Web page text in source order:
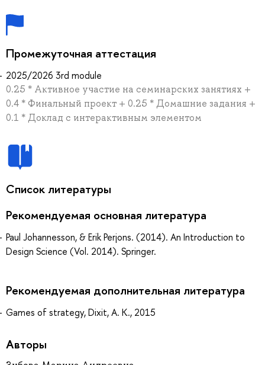
Промежуточная аттестация
2025/2026 3rd module
0.25 * Активное участие на семинарских занятиях +
0.4 * Финальный проект + 0.25 * Домашние задания +
0.1 * Доклад с интерактивным элементом
Список литературы
Рекомендуемая основная литература
Paul Johannesson, & Erik Perjons. (2014). An Introduction to
Design Science (Vol. 2014). Springer.
Рекомендуемая дополнительная литература
Games of strategy, Dixit, A. K., 2015
Авторы